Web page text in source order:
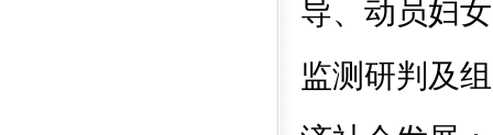
导、动员妇
监测研判及